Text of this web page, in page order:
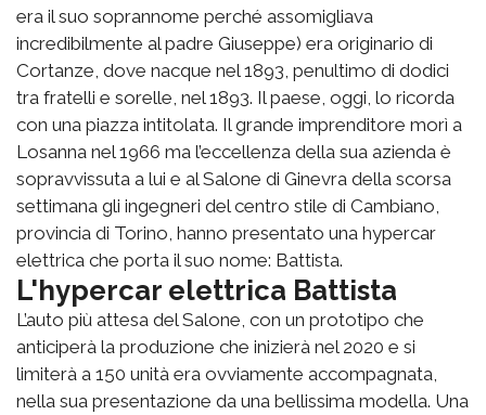
era il suo soprannome perché assomigliava
incredibilmente al padre Giuseppe) era originario di
Cortanze, dove nacque nel 1893, penultimo di dodici
tra fratelli e sorelle, nel 1893. Il paese, oggi, lo ricorda
con una piazza intitolata. Il grande imprenditore morì a
Losanna nel 1966 ma l’eccellenza della sua azienda è
sopravvissuta a lui e al Salone di Ginevra della scorsa
settimana gli ingegneri del centro stile di Cambiano,
provincia di Torino, hanno presentato una hypercar
elettrica che porta il suo nome: Battista.
L'hypercar elettrica Battista
L’auto più attesa del Salone, con un prototipo che
anticiperà la produzione che inizierà nel 2020 e si
limiterà a 150 unità era ovviamente accompagnata,
nella sua presentazione da una bellissima modella. Una